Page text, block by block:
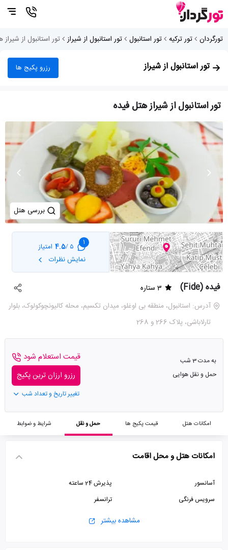
تورگردان تور ترکیه تور استانبول تور استانبول از شیراز تور استانبول از
تور استانبول از شیراز رزرو پکیج ها
تور استانبول از شیراز هتل فیده
بررسی هتل
1
5 /
4.5 امتیاز
نمایش نظرات
فیده (Fide)
3 ستاره
آدرس: استانبول، منطقه بی اوغلو، میدان تکسیم، محله کالیونچوکولوک، بلوار
تارلاباشی، پلاک 266 و 268
به مدت 3 شب
حمل و نقل هوایی
قیمت استعلام شود
رزرو ارزان ترین پکیج
تغییر تاریخ و تعداد شب
امکانات هتل قیمت پکیج ها حمل و نقل شرایط و ضوابط
امکانات هتل و محل اقامت
آسانسور
پذیرش 24 ساعته
سرویس فرنگی
ترانسفر
مشاهده بیشتر